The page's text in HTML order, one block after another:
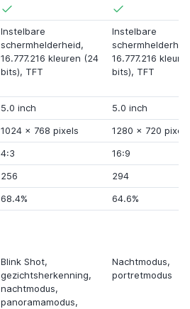
Instelbare
schermhelderheid,
16.777.216 kleuren (24
bits), TFT
Instelbare
16.777.216
bits), TFT
5.0 inch
5.0 inch
1024 x 768 pixels 1280 x 720 pixels
4:3
16:9
256
294
68.4% 64.6%
Blink Shot,
gezichtsherkenning,
nachtmodus,
panoramamodus,
Nachtmodus,
portretmodus